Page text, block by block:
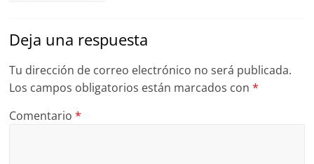
Deja una respuesta
Tu dirección de correo electrónico no será publicada.
Los campos obligatorios están marcados con*
Comentario*